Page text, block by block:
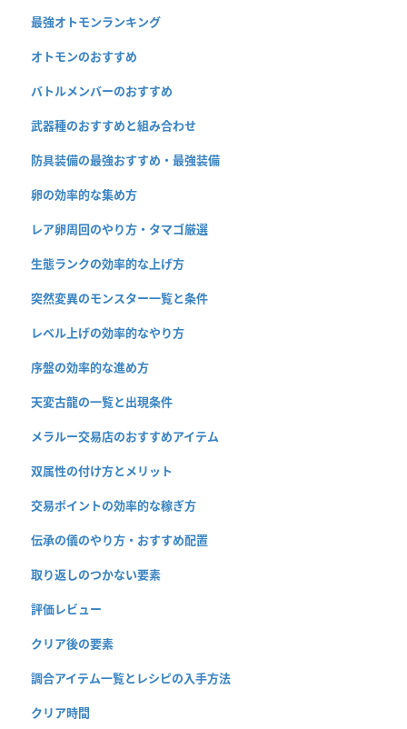
最強オトモンランキング
オトモンのおすすめ
バトルメンバーのおすすめ
武器種のおすすめと組み合わせ
防具装備の最強おすすめ・最強装備
卵の効率的な集め方
レア卵周回のやり方・タマゴ厳選
生態ランクの効率的な上げ方
突然変異のモンスター一覧と条件
レベル上げの効率的なやり方
序盤の効率的な進め方
天変古龍の一覧と出現条件
メラルー交易店のおすすめアイテム
双属性の付け方とメリット
交易ポイントの効率的な稼ぎ方
伝承の儀のやり方・おすすめ配置
取り返しのつかない要素
評価レビュー
クリア後の要素
調合アイテム一覧とレシピの入手方法
クリア時間